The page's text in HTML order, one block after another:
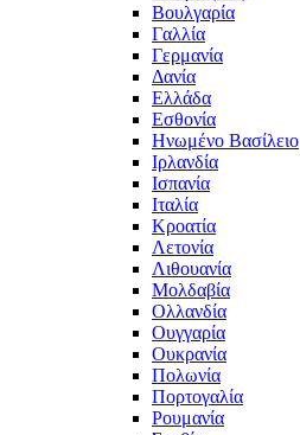
Βουλγαρία
Γαλλία
Γερμανία
Δανία
Ελλάδα
Εσθονία
Ηνωμένο Βασίλειο
Ιρλανδία
Ισπανία
Ιταλία
Κροατία
Λετονία
Λιθουανία
Μολδαβία
Ολλανδία
Ουγγαρία
Ουκρανία
Πολωνία
Πορτογαλία
Ρουμανία